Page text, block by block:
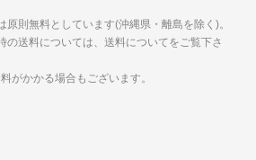
原則無料としています(沖縄県・離島を除く)。
の送料については、送料についてをご覧下さ
がかかる場合もございます。